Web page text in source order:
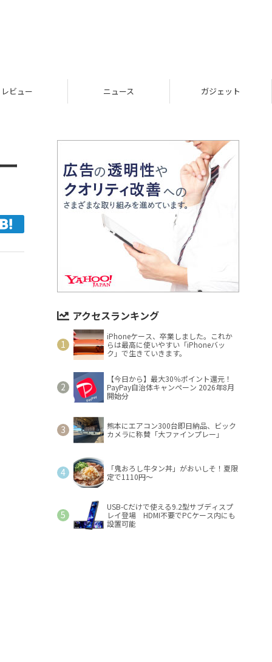
レビュー ニュース ガジェット
アクセスランキング
iPhoneケース、卒業しました。これか
らは最高に使いやすい「iPhoneバッ
ク」で生きていきます。
【今日から】最大30％ポイント還元！
PayPay自治体キャンペーン 2026年8月
開始分
熊本にエアコン300台即日納品、ビック
カメラに称賛「大ファインプレー」
「鬼おろし牛タン丼」がおいしそ！夏限
定で1110円～
USB-Cだけで使える9.2型サブディスプ
レイ登場 HDMI不要でPCケース内にも
設置可能